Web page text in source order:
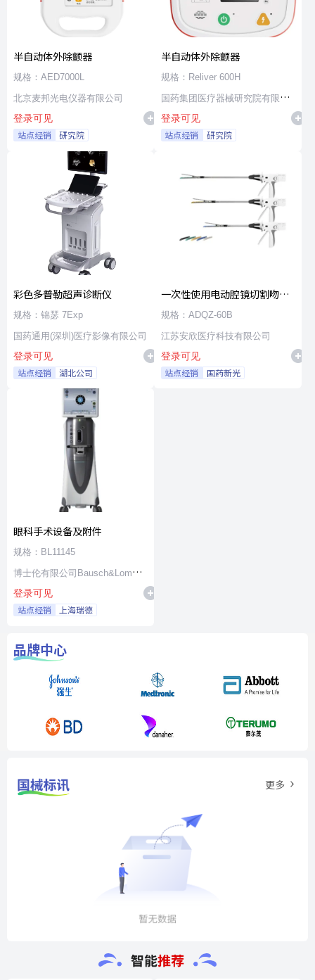
半自动体外除颤器
规格：AED7000L
北京麦邦光电仪器有限公司
登录可见
站点经销 研究院
半自动体外除颤器
规格：Reliver 600H
国药集团医疗器械研究院有限公
司
登录可见
站点经销 研究院
彩色多普勒超声诊断仪
规格：锦瑟 7Exp
国药通用(深圳)医疗影像有限公司
登录可见
站点经销 湖北公司
一次性使用电动腔镜切割吻合
器及组件
规格：ADQZ-60B
江苏安欣医疗科技有限公司
登录可见
站点经销 国药新光
眼科手术设备及附件
规格：BL11145
博士伦有限公司Bausch&Lomb
Incorporated
登录可见
站点经销 上海瑞德
品牌中心